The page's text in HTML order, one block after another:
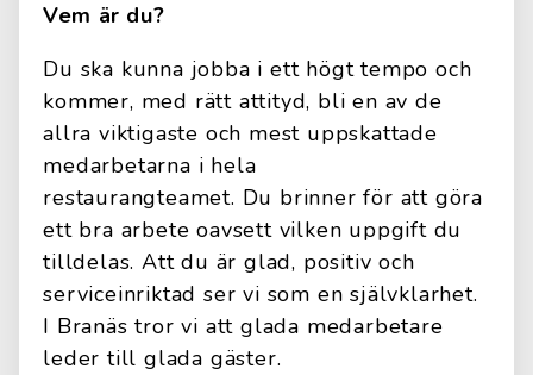
Vem är du?
Du ska kunna jobba i ett högt tempo och
kommer, med rätt attityd, bli en av de
allra viktigaste och mest uppskattade
medarbetarna i hela
restaurangteamet. Du brinner för att göra
ett bra arbete oavsett vilken uppgift du
tilldelas. Att du är glad, positiv och
serviceinriktad ser vi som en självklarhet.
I Branäs tror vi att glada medarbetare
leder till glada gäster.